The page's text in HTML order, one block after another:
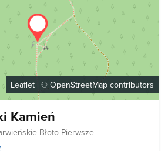
Leaflet | © OpenStreetMap contributors
Kamień
Błoto Pierwsze